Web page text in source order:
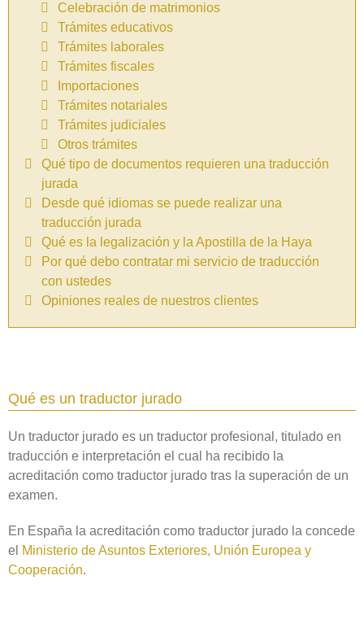
Celebración de matrimonios
Trámites educativos
Trámites laborales
Trámites fiscales
Importaciones
Trámites notariales
Trámites judiciales
Otros trámites
Qué tipo de documentos requieren una traducción
jurada
Desde qué idiomas se puede realizar una
traducción jurada
Qué es la legalización y la Apostilla de la Haya
Por qué debo contratar mi servicio de traducción
con ustedes
Opiniones reales de nuestros clientes
Qué es un traductor jurado
Un traductor jurado es un traductor profesional, titulado en
traducción e interpretación el cual ha recibido la
acreditación como traductor jurado tras la superación de un
examen.
En España la acreditación como traductor jurado la concede
el
Ministerio de Asuntos Exteriores, Unión Europea y
Cooperación.